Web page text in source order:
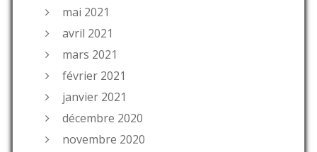
mai 2021
avril 2021
mars 2021
février 2021
janvier 2021
décembre 2020
novembre 2020